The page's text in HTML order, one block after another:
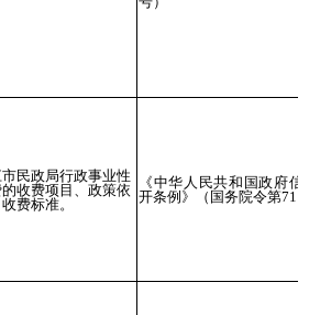
民政局行政事业性
收费项目、政策依
费标准。
《中华人民共和国政府信
开条例》（国务院令第711